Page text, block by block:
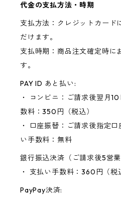
代金の支払方法・時期
支払方法：クレジットカード
だけます。
支払時期：商品注文確定時に
す。
PAY ID あと払い:
・ コンビニ：ご請求後翌月
数料：350円（税込）
・ 口座振替：ご請求後指定
い手数料：無料
銀行振込決済（ご請求後5営
・ 支払い手数料：360円（税
PayPay決済: